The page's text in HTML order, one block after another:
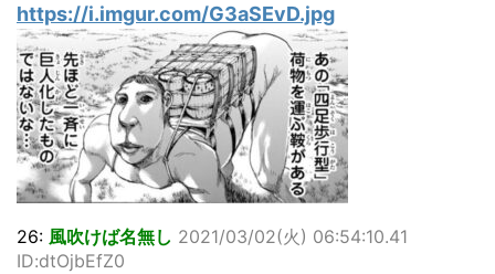
https://i.imgur.com/G3aSEvD.jpg
26: 風吹けば名無し 2021/03/02(火) 06:54:10.41
ID:dtOjbEfZ0